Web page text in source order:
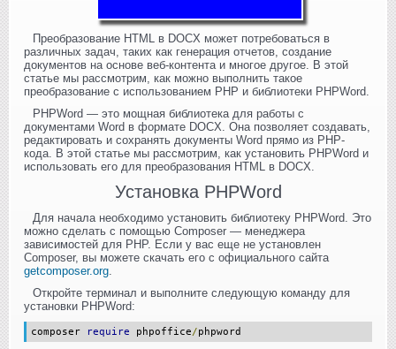
Преобразование HTML в DOCX может потребоваться в
различных задач, таких как генерация отчетов, создание
документов на основе веб-контента и многое другое. В этой
статье мы рассмотрим, как можно выполнить такое
преобразование с использованием PHP и библиотеки PHPWord.
PHPWord — это мощная библиотека для работы с
документами Word в формате DOCX. Она позволяет создавать,
редактировать и сохранять документы Word прямо из PHP-
кода. В этой статье мы рассмотрим, как установить PHPWord и
использовать его для преобразования HTML в DOCX.
Установка PHPWord
Для начала необходимо установить библиотеку PHPWord. Это
можно сделать с помощью Composer — менеджера
зависимостей для PHP. Если у вас еще не установлен
Composer, вы можете скачать его с официального сайта
getcomposer.org
Откройте терминал и выполните следующую команду для
установки PHPWord:
composer require phpoffice/phpword